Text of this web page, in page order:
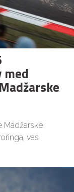
med
Madžarske
vas